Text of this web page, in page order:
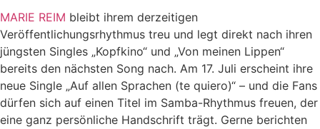
MARIE REIM bleibt ihrem derzeitigen
Veröffentlichungsrhythmus treu und legt direkt nach ihren
jüngsten Singles „Kopfkino“ und „Von meinen Lippen“
bereits den nächsten Song nach. Am 17. Juli erscheint ihre
neue Single „Auf allen Sprachen (te quiero)“ – und die Fans
dürfen sich auf einen Titel im Samba-Rhythmus freuen, der
eine ganz persönliche Handschrift trägt. Gerne berichten